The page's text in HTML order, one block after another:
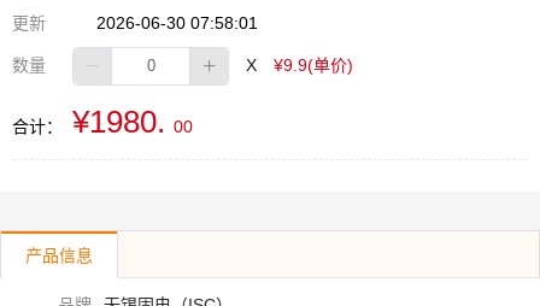
更新
2026-06-30 07:58:01
数量 X ¥9.9(单价)
合计： ¥1980. 00
产品信息